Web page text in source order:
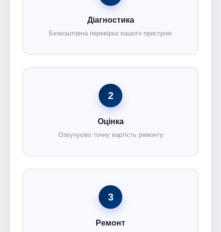
Діагностика
Безкоштовна перевірка вашого пристрою
2
Оцінка
Озвучуємо точну вартість ремонту
3
Ремонт